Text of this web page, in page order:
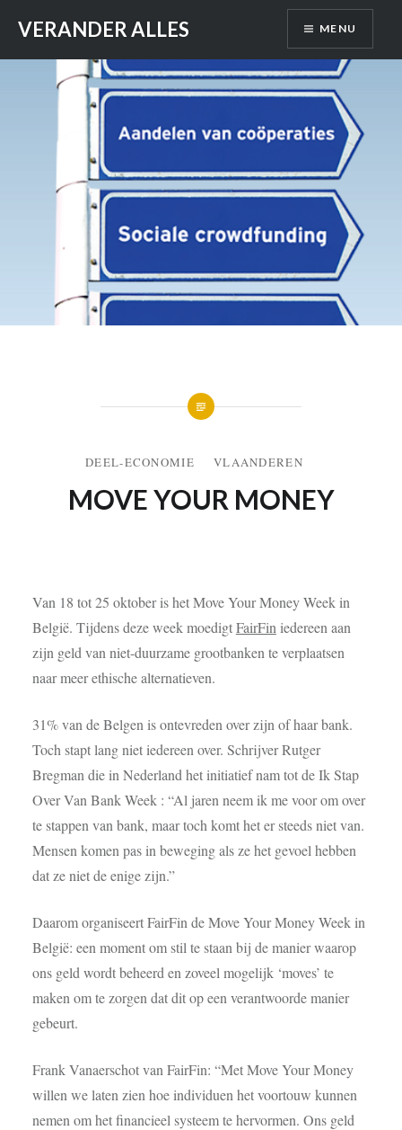
content
VERANDER ALLES MENU
DEEL-ECONOMIE VLAANDEREN
MOVE YOUR MONEY
Van 18 tot 25 oktober is het Move Your Money Week in
België. Tijdens deze week moedigtFairFin iedereen aan
zijn geld van niet-duurzame grootbanken te verplaatsen
naar meerethische alternatieven.
31% van de Belgen is ontevreden over zijn of haar bank.
Toch stapt lang niet iedereen over. Schrijver Rutger
Bregman die in Nederland het initiatief nam tot de Ik Stap
Over Van Bank Week : “Al jaren neem ik me voor om over
te stappen van bank, maar toch komt het er steeds niet van.
Mensen komen pas in beweging als ze het gevoel hebben
dat ze niet de enige zijn.”
Daarom organiseert FairFin de Move Your Money Week in
België: een moment om stil te staan bij de manier waarop
ons geld wordt beheerd en zoveel mogelijk ‘moves’ te
maken om te zorgen dat dit op een verantwoorde manier
gebeurt.
Frank Vanaerschot van FairFin: “Met Move Your Money
willen we laten zien hoe individuen het voortouw kunnen
nemen om het financieel systeem te hervormen. Ons geld